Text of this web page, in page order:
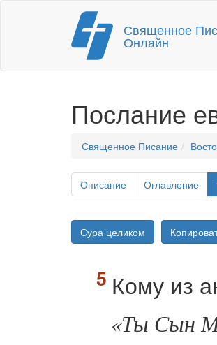
Перейти
к
содержимому
Священное
Онлайн
Послание
Священное Писание
Описание Оглавление
Сура целиком
Кому из
«Ты Сын